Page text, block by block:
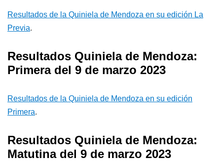
Resultados de la Quiniela de Mendoza en su edición La
Previa.
Resultados Quiniela de Mendoza:
Primera del 9 de marzo 2023
Resultados de la Quiniela de Mendoza en su edición
Primera.
Resultados Quiniela de Mendoza:
Matutina del 9 de marzo 2023